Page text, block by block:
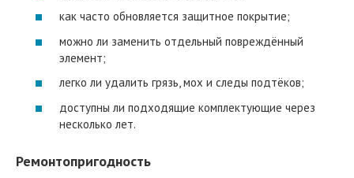
как часто обновляется защитное покрытие;
можно ли заменить отдельный повреждённый
элемент;
легко ли удалить грязь, мох и следы подтёков;
доступны ли подходящие комплектующие через
несколько лет.
Ремонтопригодность